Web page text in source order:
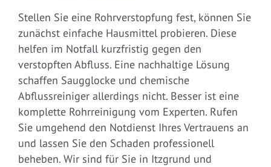
Stellen Sie eine Rohrverstopfung fest, können Sie
zunächst einfache Hausmittel probieren. Diese
helfen im Notfall kurzfristig gegen den
verstopften Abfluss. Eine nachhaltige Lösung
schaffen Saugglocke und chemische
Abflussreiniger allerdings nicht. Besser ist eine
komplette Rohrreinigung vom Experten. Rufen
Sie umgehend den Notdienst Ihres Vertrauens an
und lassen Sie den Schaden professionell
beheben. Wir sind für Sie in Itzgrund und